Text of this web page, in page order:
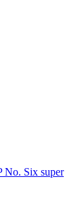
No. Six super